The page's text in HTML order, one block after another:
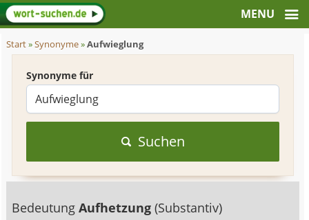
Start»Synonyme»Aufwieglung
Synonyme für
Suchen
BedeutungAufhetzung(Substantiv)